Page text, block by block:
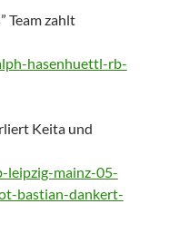
Team zahlt
hasenhuettl-rb-
Keita und
mainz-05-
bastian-dankert-